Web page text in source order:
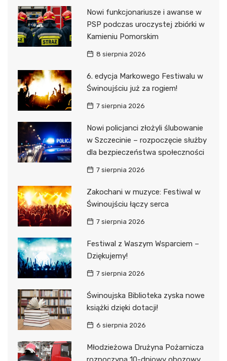
Nowi funkcjonariusze i awanse w
PSP podczas uroczystej zbiórki w
Kamieniu Pomorskim
8 sierpnia 2026
6. edycja Markowego Festiwalu w
Świnoujściu już za rogiem!
7 sierpnia 2026
Nowi policjanci złożyli ślubowanie
w Szczecinie – rozpoczęcie służby
dla bezpieczeństwa społeczności
7 sierpnia 2026
Zakochani w muzyce: Festiwal w
Świnoujściu łączy serca
7 sierpnia 2026
Festiwal z Waszym Wsparciem –
Dziękujemy!
7 sierpnia 2026
Świnoujska Biblioteka zyska nowe
książki dzięki dotacji!
6 sierpnia 2026
Młodzieżowa Drużyna Pożarnicza